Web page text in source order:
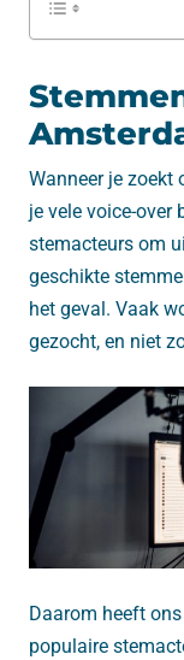
Wanneer je zoekt
je vele voice-over
stemacteurs om
geschikte
het geval. Vaak
gezocht, en niet
Daarom heeft
populaire